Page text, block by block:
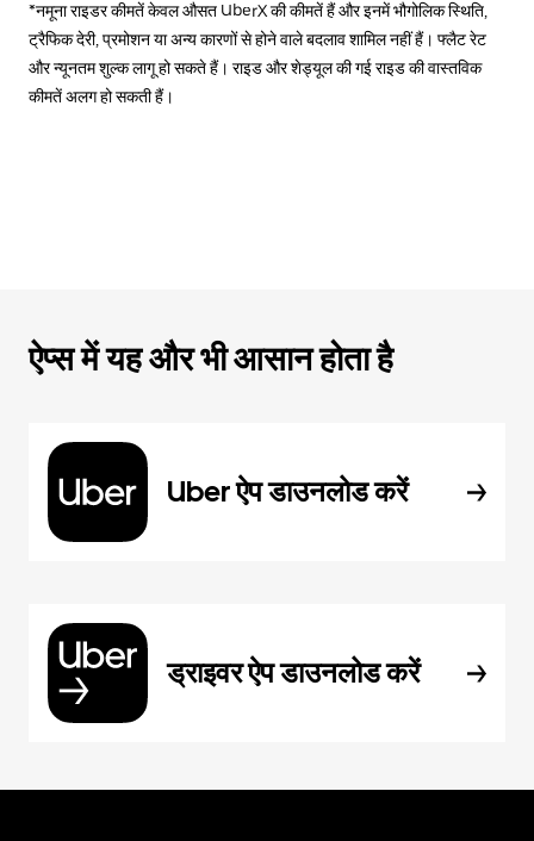
*नमूना राइडर कीमतें केवल औसत UberX की कीमतें हैं और इनमें भौगोलिक स्थिति,
ट्रैफिक देरी, प्रमोशन या अन्य कारणों से होने वाले बदलाव शामिल नहीं हैं। फ्लैट रेट
और न्यूनतम शुल्क लागू हो सकते हैं। राइड और शेड्यूल की गई राइड की वास्तविक
कीमतें अलग हो सकती हैं।
ऐप्स में यह और भी आसान होता है
Uber ऐप डाउनलोड करें
ड्राइवर ऐप डाउनलोड करें